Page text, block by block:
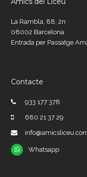
La Rambla, 88, 2n
08002 Barcelona
Entrada per Passatge
Contacte
933 177 378
680 21 37 29
Whatsapp
Whatsapp